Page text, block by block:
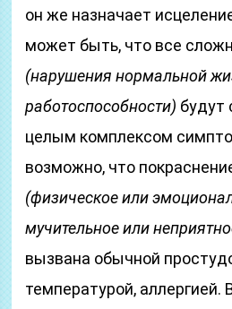
он же назначает
может быть, что все
(нарушения нормальной
работоспособности) будут
целым комплексом
возможно, что
(физическое или
мучительное или
вызвана обычной
температурой, аллергией.